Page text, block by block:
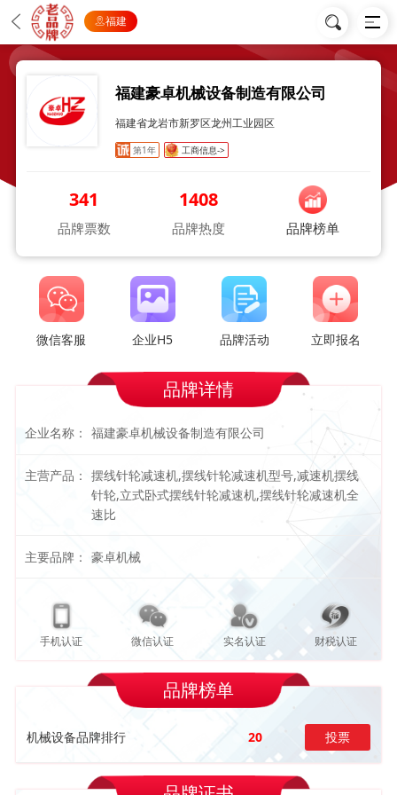
福建
福建豪卓机械设备制造有限公司
福建省龙岩市新罗区龙州工业园区
第1年 工商信息->
341
品牌票数
1408
品牌热度 品牌榜单
微信客服 企业H5 品牌活动 立即报名
品牌详情
企业名称： 福建豪卓机械设备制造有限公司
主营产品： 摆线针轮减速机,摆线针轮减速机型号,减速机摆线
针轮,立式卧式摆线针轮减速机,摆线针轮减速机全
速比
主要品牌： 豪卓机械
手机认证 微信认证 实名认证 财税认证
品牌榜单
机械设备品牌排行 20 投票